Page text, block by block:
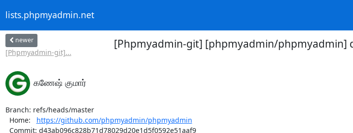
lists.phpmyadmin.net
newer
[Phpmyadmin-git]...
[Phpmyadmin-git] [phpmyadmin/phpmyadmin]
கணேஷ் குமார்
Branch: refs/heads/master
  Home:
https://github.com/phpmyadmin/phpmyadmin